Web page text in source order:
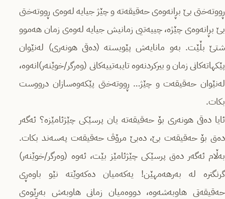
ڕووتەختی بێ‌ بڕانەوەی حەقیقەتە و چێژ جیایە لەوەی ڕووتەختی
بێ‌ بڕانەوەی چێژە، چییەتیی زمانیش جیایە لەوەی زمان هەموو
شتێ‌ بڵێت. بەو مانایەش پێویستە (دەقی هونەری) لەنێوان
پێكهاتەكانی زمان و بیركردنەوە تایبەتییەكانی (وەرگر/خوێنەر)انەوە،
لەنێوان حەقیقەت و چێژ… ڕووتەختی پێكەوەسازان درووست
بكات.
ئایا دەقی هونەری بۆ حەقیقەتە یان پرسێكی چێژئامێزە؟ ئەگەر
دەق بۆ حەقیقەت بێ‌، دەبێ‌ مرۆڤ حەقیقەت پەسەند بكات.
بەڵام ئەگەر دەق پرسێكی چێژئامێز بێت، ئەوە (وەرگر/خوێنەر)
گرنگترە لە بەرهەمهێن! یەكەمیان دەكەوێتە نێو باوەڕی
حەقیقەتی هاوبەشەوە، دووەمیان زمانی هاوبەش بەڕێوەی